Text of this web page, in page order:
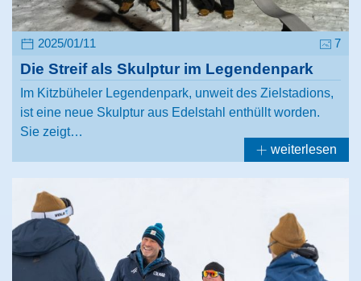
2025/01/11 7
Die Streif als Skulptur im Legendenpark
Im Kitzbüheler Legendenpark, unweit des Zielstadions,
ist eine neue Skulptur aus Edelstahl enthüllt worden.
Sie zeigt…
weiterlesen